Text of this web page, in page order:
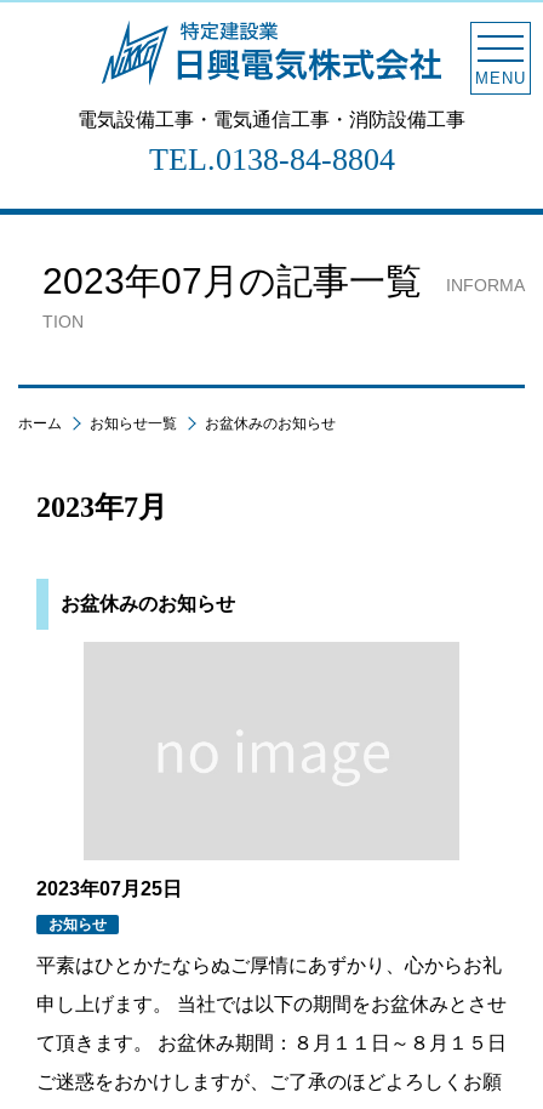
電気設備工事・電気通信工事・消防設備工事
TEL.0138-84-8804
MENU
2023年07月の記事一覧
INFORMA
TION
ホーム お知らせ一覧 お盆休みのお知らせ
2023年7月
お盆休みのお知らせ
2023年07月25日
お知らせ
平素はひとかたならぬご厚情にあずかり、心からお礼
申し上げます。 当社では以下の期間をお盆休みとさせ
て頂きます。 お盆休み期間：８月１１日～８月１５日
ご迷惑をおかけしますが、ご了承のほどよろしくお願